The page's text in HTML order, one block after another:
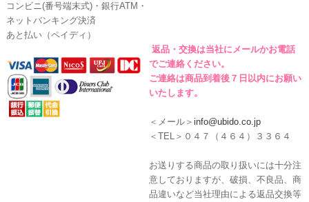
コンビニ(番号端末式)・銀行ATM・
ネットバンキング決済
あと払い（ペイディ）
返品・交換は当社にメールかお電話
でご連絡ください。
ご連絡は商品到着後７日以内にお願い
いたします。
＜メール＞ info@ubido.co.jp
＜TEL＞０４７（４６４）３３６４
お送りする商品の取り扱いには十分注
意しておりますが、破損、不良品、商
品違いなど当社理由による返品交換等